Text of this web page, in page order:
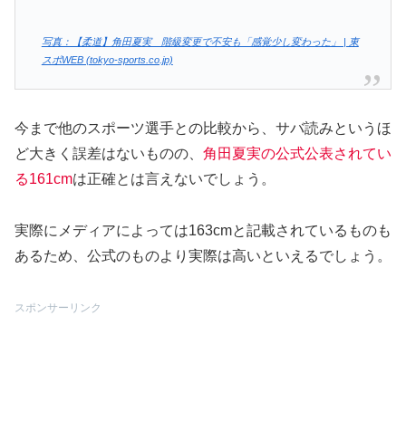
写真：【柔道】角田夏実 階級変更で不安も「感覚少し変わった」 | 東
スポWEB (tokyo-sports.co.jp)
今まで他のスポーツ選手との比較から、サバ読みというほ
ど大きく誤差はないものの、 角田夏実の公式公表されてい
る161cmは正確とは言えないでしょう。
実際にメディアによっては163cmと記載されているものも
あるため、公式のものより実際は高いといえるでしょう。
スポンサーリンク